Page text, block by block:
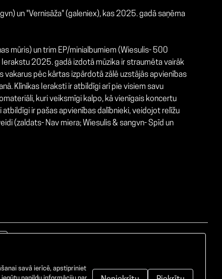
un "Vernisāža" (galeniex), kas 2025. gadā saņēma
mūris) un trim EP/minialbumiem (Wiesulis- 500
2025. gadā izdotā mūzika ir straumēta vairāk
vakarus pēc kārtas izpārdotā zālē uzstājās apvienības
Klīnikas Ieraksti ir atbildīgi arī pie visiem savu
kuri veiksmīgi kalpo, kā vienīgais koncertu
ir pašas apvienības dalībnieki, veidojot relīžu
(zaldats- Nav miera; Wiesulis & sangvn- Spīd un
savā ierīcē, apstipriniet